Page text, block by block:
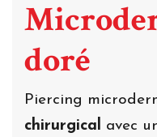
doré
Piercing
chirurgical
avec